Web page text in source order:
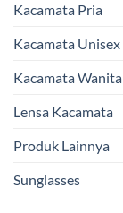
Kacamata Pria
Kacamata Unisex
Kacamata Wanita
Lensa Kacamata
Produk Lainnya
Sunglasses